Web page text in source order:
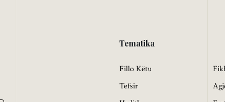
Tematika
Fillo Këtu
Tefsir